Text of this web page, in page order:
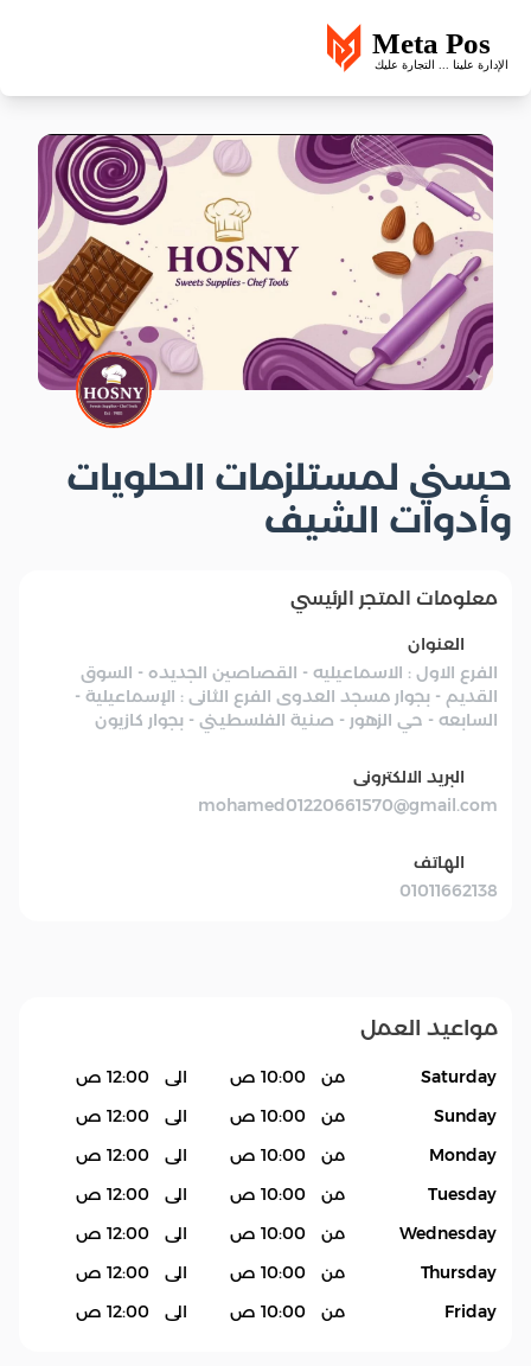
حسني لمستلزمات الحلويات
وأدوات الشيف
معلومات المتجر الرئيسي
العنوان
الفرع الاول : الاسماعيليه - القصاصين الجديده - السوق
القديم - بجوار مسجد العدوى الفرع الثانى : الإسماعيلية -
السابعه - حي الزهور - صنية الفلسطيني - بجوار كازيون
البريد الالكترونى
mohamed01220661570@gmail.com
الهاتف
01011662138
مواعيد العمل
Saturday من 10:00 ص الى
12:00 ص
Sunday
من 10:00 ص الى
12:00 ص
Monday
من 10:00 ص الى
12:00 ص
Tuesday
من 10:00 ص الى
12:00 ص
Wednesday
من 10:00 ص الى
12:00 ص
Thursday
من 10:00 ص الى
12:00 ص
Friday
من 10:00 ص الى 12:00 ص